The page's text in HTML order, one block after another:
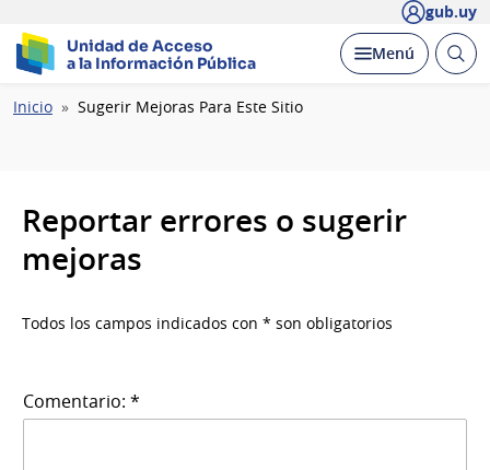
gub.uy
Unidad de Acceso
a la Información Pública
Desplegar
Menú Abrir
Ruta
Inicio Sugerir Mejoras Para Este Sitio
Reportar errores o sugerir
mejoras
Todos los campos indicados con * son obligatorios
Comentario: *